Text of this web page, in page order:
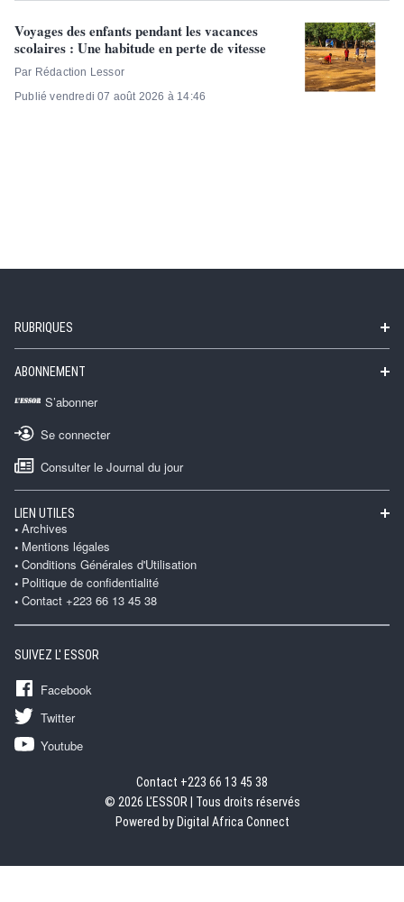
Voyages des enfants pendant les vacances
scolaires : Une habitude en perte de vitesse
Par Rédaction Lessor
Publié vendredi 07 août 2026 à 14:46
RUBRIQUES
ABONNEMENT
S’abonner
Se connecter
Consulter le Journal du jour
LIEN UTILES
Archives
Mentions légales
Conditions Générales d'Utilisation
Politique de confidentialité
Contact +223 66 13 45 38
SUIVEZ L' ESSOR
Facebook
Twitter
Youtube
Contact +223 66 13 45 38
© 2026 L'ESSOR | Tous droits réservés
Powered by Digital Africa Connect